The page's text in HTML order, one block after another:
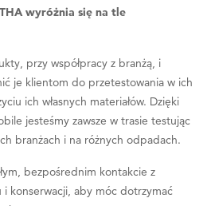
wyróżnia się na tle
przy współpracy z branżą, i
je klientom do przetestowania w ich
ich własnych materiałów. Dzięki
jesteśmy zawsze w trasie testując
branżach i na różnych odpadach.
bezpośrednim kontakcie z
i konserwacji, aby móc dotrzymać